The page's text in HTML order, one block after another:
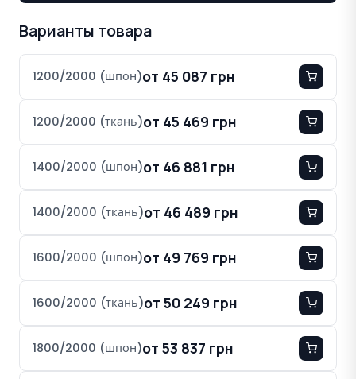
Варианты товара
1200/2000 (шпон)от 45 087 грн
1200/2000 (ткань)от 45 469 грн
1400/2000 (шпон)от 46 881 грн
1400/2000 (ткань)от 46 489 грн
1600/2000 (шпон)от 49 769 грн
1600/2000 (ткань)от 50 249 грн
1800/2000 (шпон)от 53 837 грн